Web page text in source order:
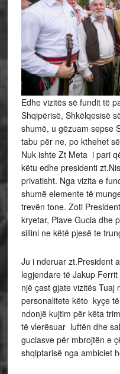
Edhe vizitës së fundit të
Shqipërisë, Shkëlqesisë
shumë, u gëzuam sepse
tabu për ne, po kthehet
Nuk ishte Zt Meta i pari
këtu edhe presidenti
privatisht. Nga vizita e
shumë elemente të
trevën tone. Zoti
kryetar, Plave Gucia dhe
sillini ne këtë pjesë te
Ju i nderuar zt.President
legjendare të Jakup
një çast gjate vizitës Tuaj
personalitete këto kyçe
ndonjë kujtim për këta
të vlerësuar luftën dhe
guciasve për mbrojtën e
shqiptarisë nga ambiciet